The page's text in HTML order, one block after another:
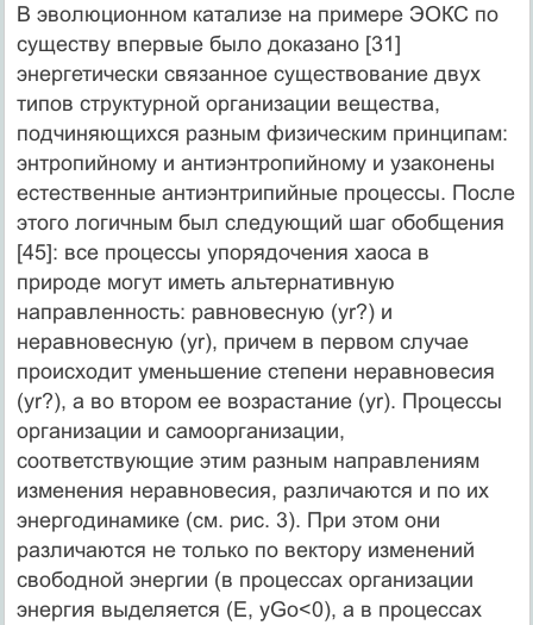
В эволюционном катализе на примере ЭОКС по
существу впервые было доказано [31]
энергетически связанное существование двух
типов структурной организации вещества,
подчиняющихся разным физическим принципам:
энтропийному и антиэнтропийному и узаконены
естественные антиэнтрипийные процессы. После
этого логичным был следующий шаг обобщения
[45]: все процессы упорядочения хаоса в
природе могут иметь альтернативную
направленность: равновесную (yr?) и
неравновесную (yr­), причем в первом случае
происходит уменьшение степени неравновесия
(yr?), а во втором ее возрастание (yr­). Процессы
организации и самоорганизации,
соответствующие этим разным направлениям
изменения неравновесия, различаются и по их
энергодинамике (см. рис. 3). При этом они
различаются не только по вектору изменений
свободной энергии (в процессах организации
энергия выделяется (E­, yGo<0), а в процессах